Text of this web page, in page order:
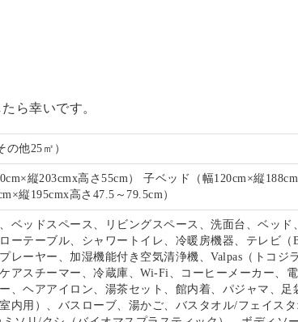
ら幸いです。
他25㎡）
縦203cmx高さ55cm） 子ベッド（幅120cm×縦
縦195cmx高さ47.5～79.5cm）
ベッドスペース、リビングスペース、洗面台、ベッド
ーテーブル、シャワートイレ、冷暖房機器、テレビ（
レーヤー、加湿機能付き空気清浄機、Valpas（トコジ
アスチーマー、冷蔵庫、Wi-Fi、コーヒーメーカー、電
、ヘアアイロン、湯茶セット、館内着、パジャマ、足
内用）、バスローブ、湯かご、バスタオル/フェイスタ